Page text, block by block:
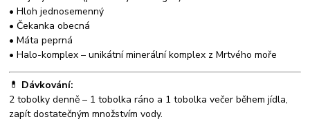
• Hloh jednosemenný
• Čekanka obecná
• Máta peprná
• Halo-komplex – unikátní minerální komplex z Mrtvého moře
💊 Dávkování:
2 tobolky denně – 1 tobolka ráno a 1 tobolka večer během jídla,
zapít dostatečným množstvím vody.